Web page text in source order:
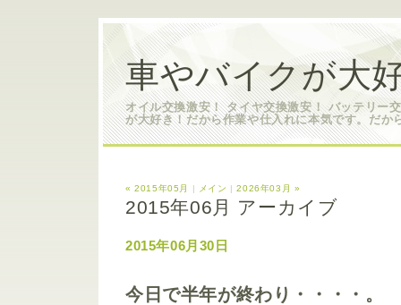
車やバイクが大
オイル交換激安！ タイヤ交換激安！ バッテリー
が大好き！だから作業や仕入れに本気です。だか
« 2015年05月 | メイン |2026年03月 »
2015年06月 アーカイブ
2015年06月30日
今日で半年が終わり・・・・。